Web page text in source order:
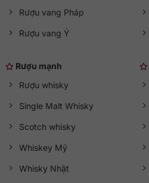
Rượu vang Pháp
Rượu vang Ý
Rượu mạnh
Rượu whisky
Single Malt Whisky
Scotch whisky
Whiskey Mỹ
Whisky Nhật